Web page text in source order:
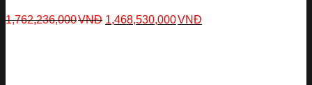
1,762,236,000VNĐ 1,468,530,000VNĐ